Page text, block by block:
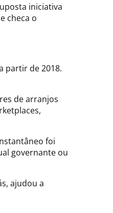
iniciativa
checa o
partir de 2018.
de arranjos
foi
governante ou
ajudou a